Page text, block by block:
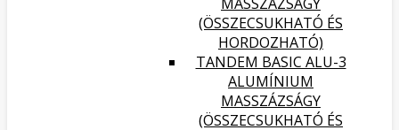
(ÖSSZECSUKHATÓ ÉS
HORDOZHATÓ)
TANDEM BASIC ALU-3
ALUMÍNIUM
MASSZÁZSÁGY
(ÖSSZECSUKHATÓ ÉS